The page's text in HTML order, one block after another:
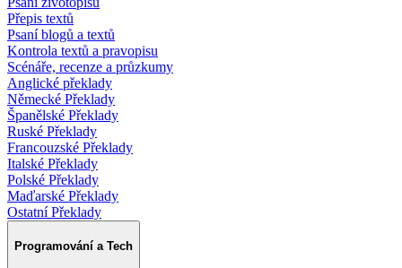
Přepis textů
Psaní blogů a textů
Kontrola textů a pravopisu
Scénáře, recenze a průzkumy
Anglické překlady
Německé Překlady
Španělské Překlady
Ruské Překlady
Francouzské Překlady
Italské Překlady
Polské Překlady
Maďarské Překlady
Ostatní Překlady
Programování a Tech